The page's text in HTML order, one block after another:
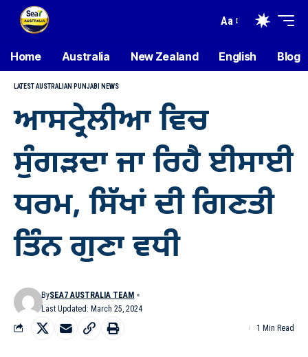
Aa
Home Australia New Zealand English Blog
LATEST AUSTRALIAN PUNJABI NEWS
ਆਸਟ੍ਰੇਲੀਆ ਵਿਚ
ਸੁੰਗੜਦਾ ਜਾ ਰਿਹੈ ਈਸਾਈ
ਧਰਮ, ਸਿੱਖਾਂ ਦੀ ਗਿਣਤੀ
ਤਿੰਨ ਗੁਣਾ ਵਧੀ
Last Updated: March 25, 2024
BySEA7 AUSTRALIA TEAM
1 Min Read